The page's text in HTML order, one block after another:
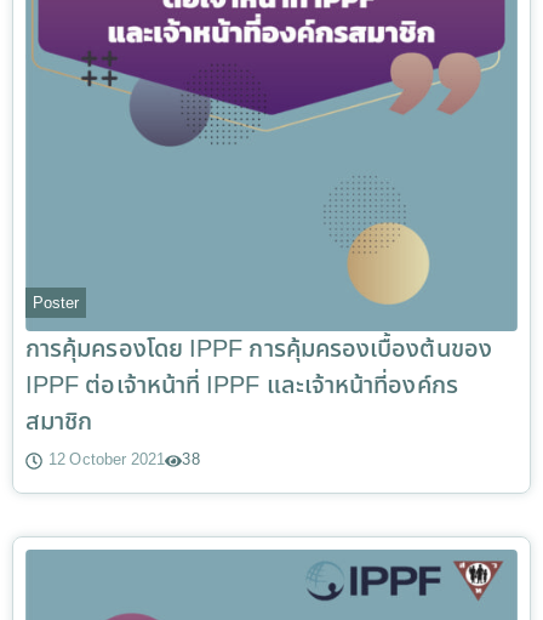
Poster
การคุ้มครองโดย IPPF การคุ้มครองเบื้องต้นของ
IPPF ต่อเจ้าหน้าที่ IPPF และเจ้าหน้าที่องค์กร
สมาชิก
12 October 2021 38